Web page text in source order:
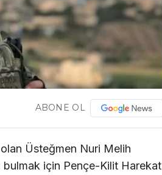
ABONE OL
Üsteğmen Nuri Melih
bulmak için Pençe-Kilit Harekat